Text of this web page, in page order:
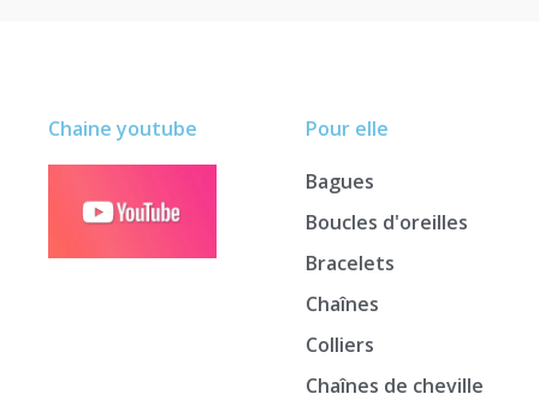
Pour elle
Bagues
Boucles d'oreilles
Bracelets
Chaînes
Colliers
Chaînes de cheville
Chaine youtube